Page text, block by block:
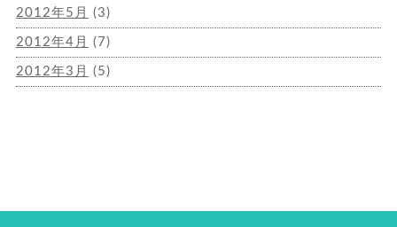
2012年5月 (3)
2012年4月 (7)
2012年3月 (5)